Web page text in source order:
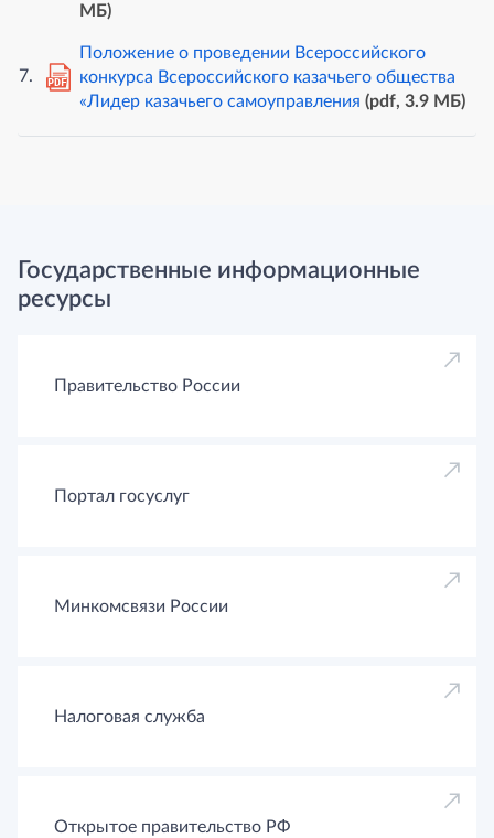
MБ)
PDF
Положение о проведении Всероссийского
конкурса Всероссийского казачьего общества
«Лидер казачьего самоуправления (pdf, 3.9 MБ)
Государственные информационные
ресурсы
Правительство России
Портал госуслуг
Минкомсвязи России
Налоговая служба
Открытое правительство РФ